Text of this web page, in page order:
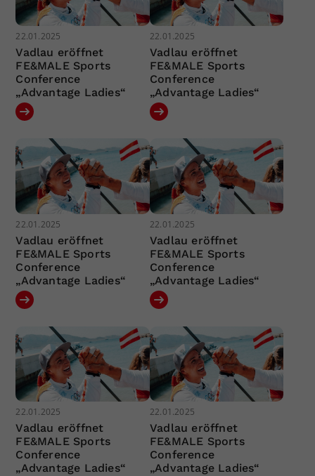
22.01.2025
Vadlau eröffnet
FE&MALE Sports
Conference
„Advantage Ladies“
22.01.2025
Vadlau eröffnet
FE&MALE Sports
Conference
„Advantage Ladies“
22.01.2025
Vadlau eröffnet
FE&MALE Sports
Conference
„Advantage Ladies“
22.01.2025
Vadlau eröffnet
FE&MALE Sports
Conference
„Advantage Ladies“
22.01.2025
Vadlau eröffnet
FE&MALE Sports
Conference
„Advantage Ladies“
22.01.2025
Vadlau eröffnet
FE&MALE Sports
Conference
„Advantage Ladies“